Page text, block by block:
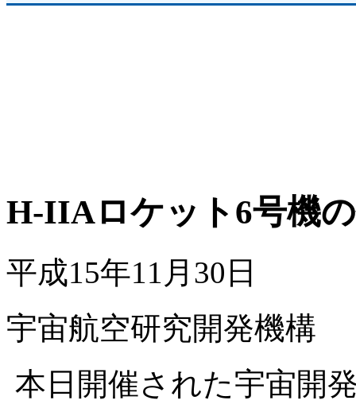
H-IIAロケット6号機
平成15年11月30日
宇宙航空研究開発機構
本日開催された宇宙開